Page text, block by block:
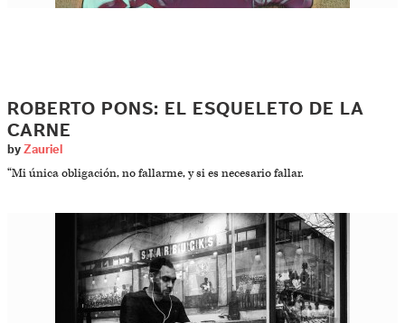
ROBERTO PONS: EL ESQUELETO DE LA
CARNE
by Zauriel
“Mi única obligación, no fallarme, y si es necesario fallar.